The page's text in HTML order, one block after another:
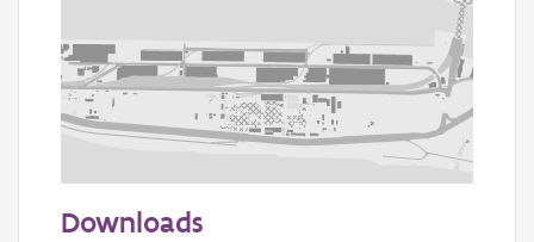
Informatie Vlaanderen
Downloads